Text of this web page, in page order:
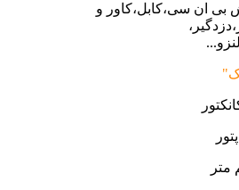
بی ان سی،کابل،کاور و
متر